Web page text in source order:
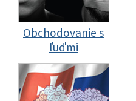
Obchodovanie s
ľuďmi